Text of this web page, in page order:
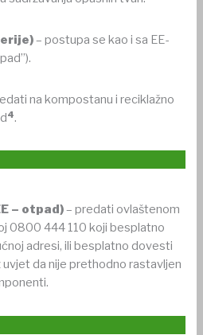
– postupa se kao i sa EE-
na kompostanu i reciklažno
4.
– otpad)– predati ovlaštenom
0800 444 110 koji besplatno
adresi, ili besplatno dovesti
uvjet da nije prethodno rastavljen